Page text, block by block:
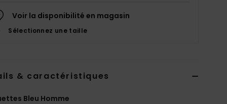
Voir la disponibilité en magasin
Sélectionnez une taille
& caractéristiques
Bleu Homme